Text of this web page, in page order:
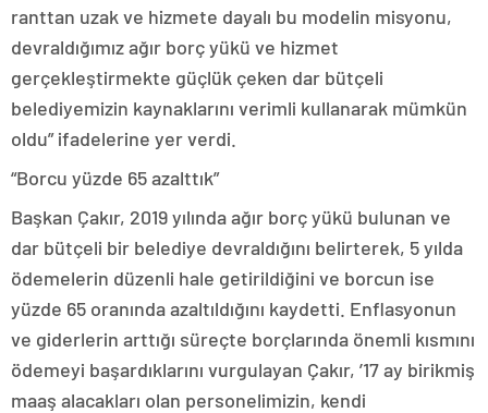
ranttan uzak ve hizmete dayalı bu modelin misyonu,
devraldığımız ağır borç yükü ve hizmet
gerçekleştirmekte güçlük çeken dar bütçeli
belediyemizin kaynaklarını verimli kullanarak mümkün
oldu” ifadelerine yer verdi.
“Borcu yüzde 65 azalttık”
Başkan Çakır, 2019 yılında ağır borç yükü bulunan ve
dar bütçeli bir belediye devraldığını belirterek, 5 yılda
ödemelerin düzenli hale getirildiğini ve borcun ise
yüzde 65 oranında azaltıldığını kaydetti. Enflasyonun
ve giderlerin arttığı süreçte borçlarında önemli kısmını
ödemeyi başardıklarını vurgulayan Çakır, ’17 ay birikmiş
maaş alacakları olan personelimizin, kendi